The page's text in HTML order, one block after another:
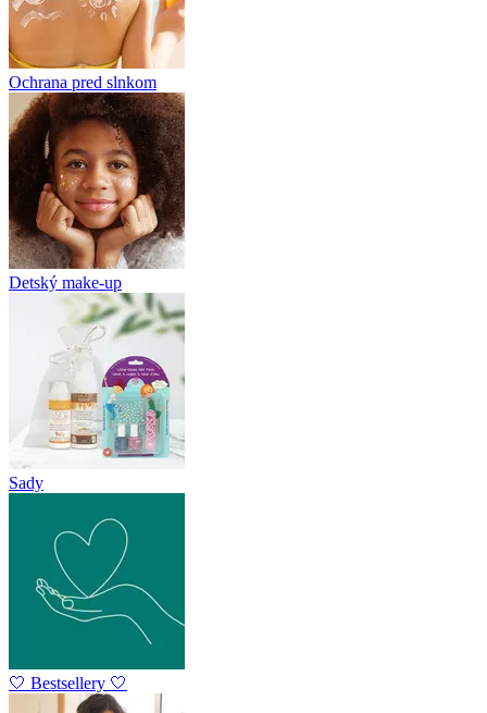
Ochrana pred slnkom
Detský make-up
Sady
🤍 Bestsellery 🤍